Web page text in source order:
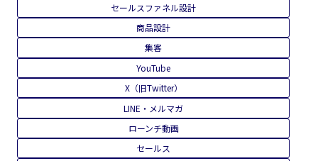
セールスファネル設計
商品設計
集客
YouTube
X（旧Twitter）
LINE・メルマガ
ローンチ動画
セールス